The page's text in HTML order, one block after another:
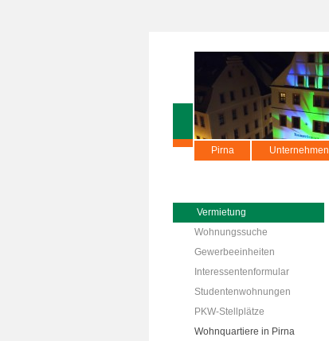
Pirna Unternehmen
Vermietung
Wohnungssuche
Gewerbeeinheiten
Interessentenformular
Studentenwohnungen
PKW-Stellplätze
Wohnquartiere in Pirna